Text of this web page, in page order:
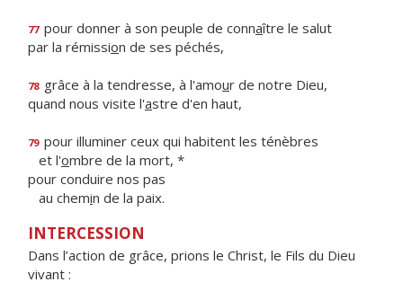
77 pour donner à son peuple de connaître le salut
par la rémission de ses péchés,
78 grâce à la tendresse, à l'amour de notre Dieu,
quand nous visite l'astre d'en haut,
79 pour illuminer ceux qui habitent les ténèbres
et l'ombre de la mort, *
pour conduire nos pas
au chemin de la paix.
INTERCESSION
Dans l’action de grâce, prions le Christ, le Fils du Dieu
vivant :